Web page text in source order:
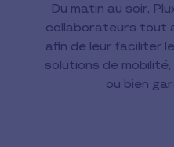
Du matin au soir,
collaborateurs tout
afin de leur faciliter
solutions de
ou bien